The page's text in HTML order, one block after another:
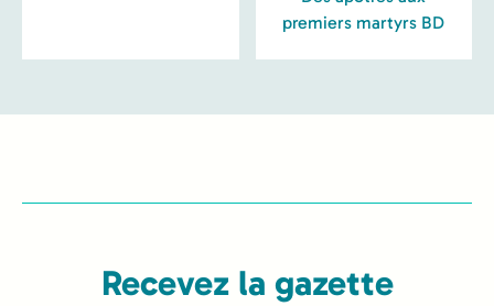
premiers martyrs BD
Recevez la gazette